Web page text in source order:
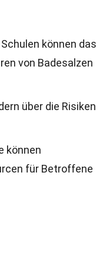
können das
von Badesalzen
über die Risiken
können
für Betroffene